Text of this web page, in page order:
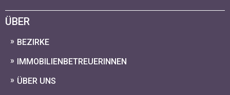
ÜBER
BEZIRKE
IMMOBILIENBETREUERINNEN
ÜBER UNS